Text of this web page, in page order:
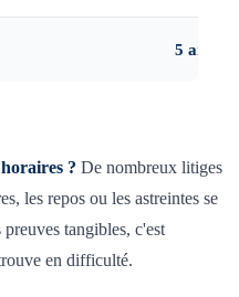
5 ans
? De nombreux litiges
les repos ou les astreintes se
tangibles, c'est
en difficulté.